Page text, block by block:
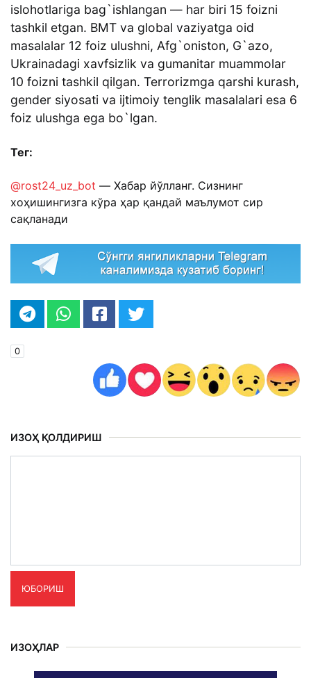
islohotlariga bag`ishlangan — har biri 15 foizni
tashkil etgan. BMT va global vaziyatga oid
masalalar 12 foiz ulushni, Afg`oniston, G`azo,
Ukrainadagi xavfsizlik va gumanitar muammolar
10 foizni tashkil qilgan. Terrorizmga qarshi kurash,
gender siyosati va ijtimoiy tenglik masalalari esa 6
foiz ulushga ega bo`lgan.
Тег:
@rost24_uz_bot — Хабар йўлланг. Сизнинг
хоҳишингизга кўра ҳар қандай маълумот сир
сақланади
0
ИЗОҲ ҚОЛДИРИШ
ЮБОРИШ
ИЗОҲЛАР